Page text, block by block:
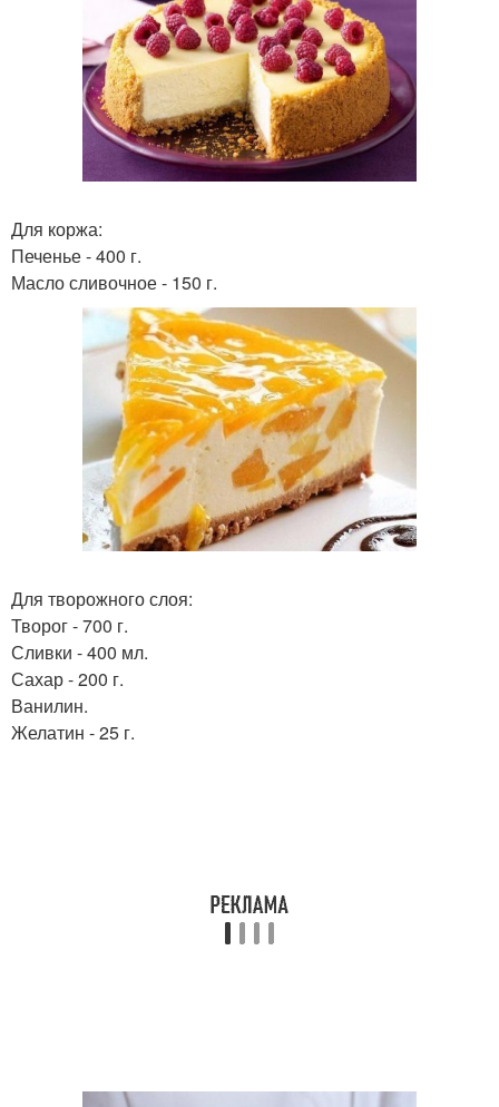
Для коржа:
Печенье - 400 г.
Масло сливочное - 150 г.
Для творожного слоя:
Творог - 700 г.
Сливки - 400 мл.
Сахар - 200 г.
Ванилин.
Желатин - 25 г.